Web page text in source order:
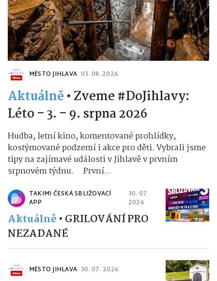
MĚSTO JIHLAVA 03. 08. 2026
Aktuálně • Zveme #DoJihlavy:
Léto – 3. – 9. srpna 2026
Hudba, letní kino, komentované prohlídky,
kostýmované podzemí i akce pro děti. Vybrali jsme
tipy na zajímavé události v Jihlavě v prvním
srpnovém týdnu. První...
TAKIMI ČESKÁ SBLIŽOVACÍ
APP
30. 07.
2026
Aktuálně • GRILOVÁNÍ PRO
NEZADANÉ
MĚSTO JIHLAVA 30. 07. 2026